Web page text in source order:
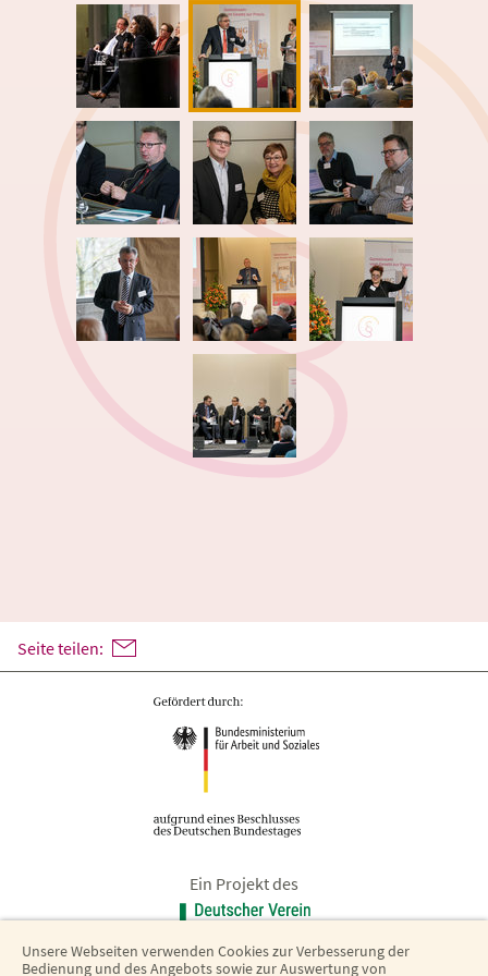
Seite teilen:
Ein Projekt des
Unsere Webseiten verwenden Cookies zur Verbesserung der
Bedienung und des Angebots sowie zur Auswertung von